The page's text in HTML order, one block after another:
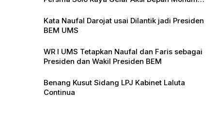
Kata Naufal Darojat usai Dilantik jadi Presiden
BEM UMS
WR I UMS Tetapkan Naufal dan Faris sebagai
Presiden dan Wakil Presiden BEM
Benang Kusut Sidang LPJ Kabinet Laluta
Continua